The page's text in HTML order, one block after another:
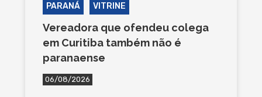
PARANÁ VITRINE
Vereadora que ofendeu colega
em Curitiba também não é
paranaense
06/08/2026